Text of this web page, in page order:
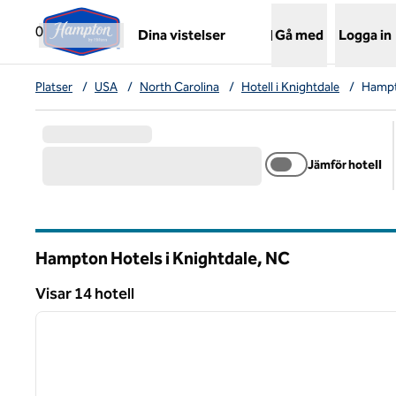
Gå vidare till innehållet
0
Dina vistelser Gå med Logga in
Platser / USA / North Carolina / Hotell i Knightdale /
Jämför hotell
Hampton Hotels i Knightdale, NC
Visar 14 hotell
Visar 14 hotell
1 av 12